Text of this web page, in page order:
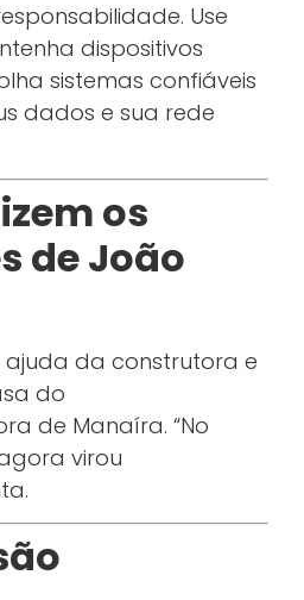
Use
dispositivos
sistemas confiáveis
dados e sua rede
os
de João
ajuda da construtora e
do
de Manaíra. “No
virou